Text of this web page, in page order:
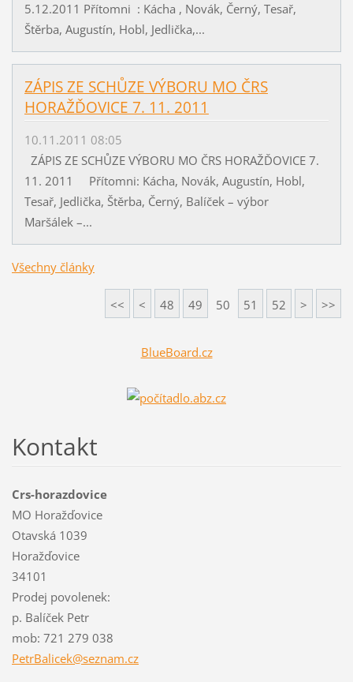
5.12.2011 Přítomni : Kácha , Novák, Černý, Tesař,
Štěrba, Augustín, Hobl, Jedlička,...
ZÁPIS ZE SCHŮZE VÝBORU MO ČRS
HORAŽĎOVICE 7. 11. 2011
10.11.2011 08:05
ZÁPIS ZE SCHŮZE VÝBORU MO ČRS HORAŽĎOVICE 7.
11. 2011 Přítomni: Kácha, Novák, Augustín, Hobl,
Tesař, Jedlička, Štěrba, Černý, Balíček – výbor
Maršálek –...
Všechny články
<< < 48 49 50 51 52 > >>
BlueBoard.cz
Kontakt
Crs-horazdovice
MO Horažďovice
Otavská 1039
Horažďovice
34101
Prodej povolenek:
p. Balíček Petr
mob: 721 279 038
PetrBalicek@seznam.cz